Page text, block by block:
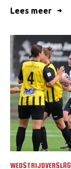
Lees meer
WEDSTRIJDVERSLAG